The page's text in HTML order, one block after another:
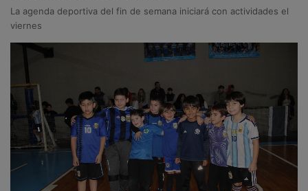
La agenda deportiva del fin de semana iniciará con actividades el
viernes